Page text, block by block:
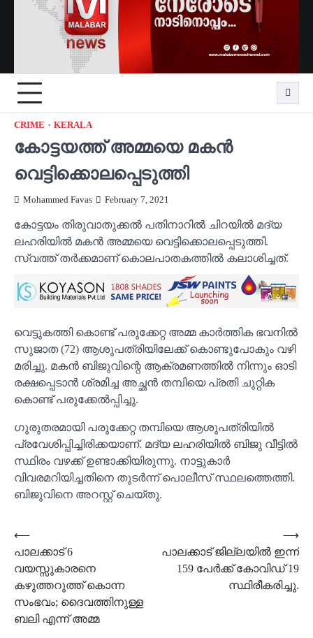
CRIME KERALA
കോട്ടയത്ത് അമ്മയെ മകന്‍
വെട്ടിക്കൊലപ്പെടുത്തി
Mohammed Favas February 7, 2021
കോട്ടയം തിരുവാതുക്കല്‍ പതിനാറില്‍ ചിറയില്‍ മദ്യ
ലഹരിയില്‍ മകന്‍ അമ്മയെ വെട്ടിക്കൊലപ്പെടുത്തി.
സ്വത്ത് തര്‍ക്കമാണ് കൊലപാതകത്തില്‍ കലാശിച്ചത്.
വെട്ടുകത്തി കൊണ്ട് പരുക്കേറ്റ അമ്മ കാര്‍ത്തിക ഭവനില്‍
സുജാത (72) ആശുപത്രിയിലേക്ക് കൊണ്ടുപോകും വഴി
മരിച്ചു. മകന്‍ ബിജുവിന്റെ ആക്രമണത്തില്‍ നിന്നും ഓടി
രക്ഷപ്പെടാന്‍ ശ്രമിച്ച അച്ഛന്‍ തമ്പിയെ പ്രതി ചുറ്റിക
കൊണ്ട് പരുക്കേല്‍പ്പിച്ചു.
ഗുരുതരമായി പരുക്കേറ്റ തമ്പിയെ ആശുപത്രിയില്‍
പ്രവേശിപ്പിച്ചിരിക്കയാണ്. മദ്യ ലഹരിയില്‍ ബിജു വീട്ടില്‍
സ്ഥിരം വഴക്ക് ഉണ്ടാക്കിയിരുന്നു. നാട്ടുകാര്‍
വിവരമറിയിച്ചതിനെ തുടര്‍ന്ന് പൊലീസ് സ്ഥലത്തെത്തി.
ബിജുവിനെ അറസ്റ്റ് ചെയ്തു.
Post
navigation
⟵
പാലക്കാട് 6
വയസ്സുകാരനെ
കഴുത്തറുത്ത് കൊന്ന
സംഭവം; ദൈവത്തിനുള്ള
ബലി എന്ന് അമ്മ
പാലക്കാട് ജില്ലയില്‍ ഇന്ന്
159 പേര്‍ക്ക് കോവിഡ് 19
സ്ഥിരീകരിച്ചു.
⟶